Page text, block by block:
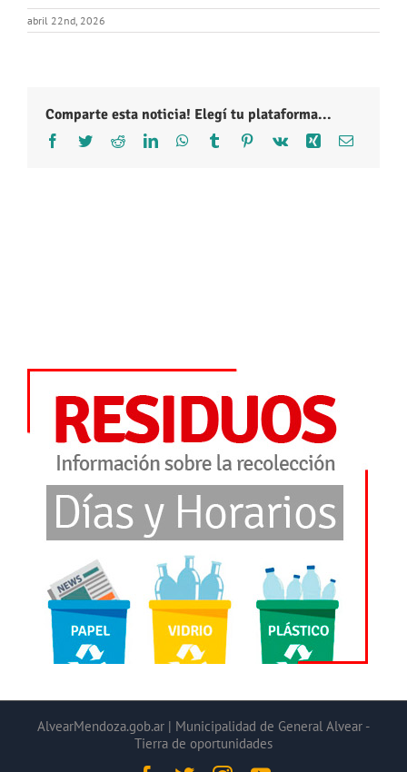
abril 22nd, 2026
Comparte esta noticia! Elegí tu plataforma...
Facebook
TwitterRedditLinkedInWhatsApp
Tumblr Pinterest
Vk Xing Correo
AlvearMendoza.gob.ar | Municipalidad de General Alvear -
Tierra de oportunidades